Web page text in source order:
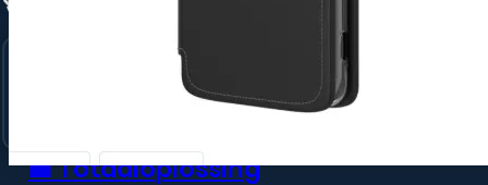
🏷️ Merken →
Samsung
🏢 Totaaloplossing